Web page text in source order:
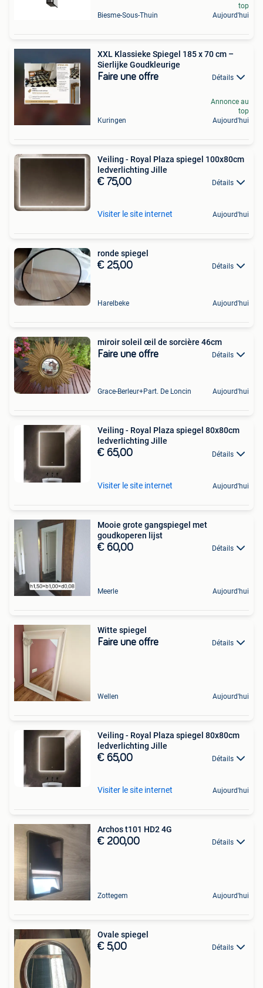
Biesme-Sous-Thuin
top
Aujourd'hui
XXL Klassieke Spiegel 185 x 70 cm –
Sierlijke Goudkleurige
Faire une offre Détails
Kuringen
Annonce au
top
Aujourd'hui
Veiling - Royal Plaza spiegel 100x80cm
ledverlichting Jille
€ 75,00 Détails
Visiter le site internet Aujourd'hui
ronde spiegel
€ 25,00 Détails
Harelbeke Aujourd'hui
miroir soleil œil de sorcière 46cm
Faire une offre Détails
Grace-Berleur+Part. De Loncin Aujourd'hui
Veiling - Royal Plaza spiegel 80x80cm
ledverlichting Jille
€ 65,00 Détails
Visiter le site internet Aujourd'hui
Mooie grote gangspiegel met
goudkoperen lijst
€ 60,00 Détails
Meerle Aujourd'hui
Witte spiegel
Faire une offre Détails
Wellen Aujourd'hui
Veiling - Royal Plaza spiegel 80x80cm
ledverlichting Jille
€ 65,00 Détails
Visiter le site internet Aujourd'hui
Archos t101 HD2 4G
€ 200,00 Détails
Zottegem Aujourd'hui
Ovale spiegel
€ 5,00 Détails